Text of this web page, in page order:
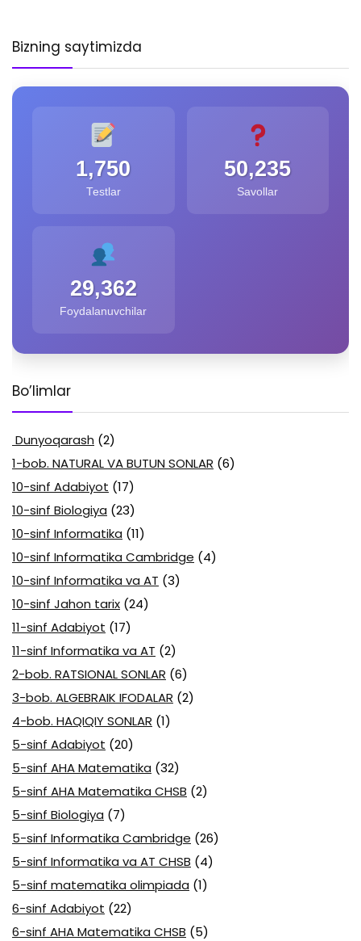
Bizning saytimizda
1,750
Testlar
50,235
Savollar
29,362
Foydalanuvchilar
Bo’limlar
Dunyoqarash (2)
1-bob. NATURAL VA BUTUN SONLAR (6)
10-sinf Adabiyot (17)
10-sinf Biologiya (23)
10-sinf Informatika (11)
10-sinf Informatika Cambridge (4)
10-sinf Informatika va AT (3)
10-sinf Jahon tarix (24)
11-sinf Adabiyot (17)
11-sinf Informatika va AT (2)
2-bob. RATSIONAL SONLAR (6)
3-bob. ALGEBRAIK IFODALAR (2)
4-bob. HAQIQIY SONLAR (1)
5-sinf Adabiyot (20)
5-sinf AHA Matematika (32)
5-sinf AHA Matematika CHSB (2)
5-sinf Biologiya (7)
5-sinf Informatika Cambridge (26)
5-sinf Informatika va AT CHSB (4)
5-sinf matematika olimpiada (1)
6-sinf Adabiyot (22)
6-sinf AHA Matematika CHSB (5)